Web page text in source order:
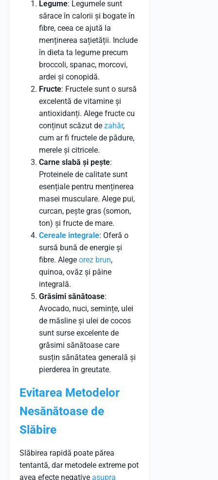
Legume: Legumele sunt
sărace în calorii și bogate în
fibre, ceea ce ajută la
menținerea sațietății. Include
în dieta ta legume precum
broccoli, spanac, morcovi,
ardei și conopidă.
Fructe: Fructele sunt o sursă
excelentă de vitamine și
antioxidanți. Alege fructe cu
conținut scăzut de zahăr,
cum ar fi fructele de pădure,
merele și citricele.
Carne slabă și pește:
Proteinele de calitate sunt
esențiale pentru menținerea
masei musculare. Alege pui,
curcan, pește gras (somon,
ton) și fructe de mare.
Cereale integrale: Oferă o
sursă bună de energie și
fibre. Alege orez brun,
quinoa, ovăz și pâine
integrală.
Grăsimi sănătoase:
Avocado, nuci, semințe, ulei
de măsline și ulei de cocos
sunt surse excelente de
grăsimi sănătoase care
susțin sănătatea generală și
pierderea în greutate.
Evitarea Metodelor
Nesănătoase de
Slăbire
Slăbirea rapidă poate părea
tentantă, dar metodele extreme pot
avea efecte negative asupra